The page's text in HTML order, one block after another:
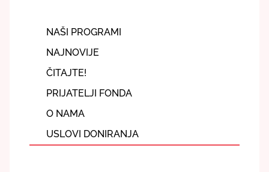
NAŠI PROGRAMI
NAJNOVIJE
ČITAJTE!
PRIJATELJI FONDA
O NAMA
USLOVI DONIRANJA